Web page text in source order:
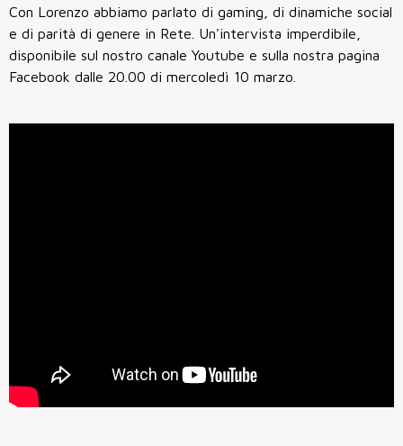
Con Lorenzo abbiamo parlato di gaming, di dinamiche social
e di parità di genere in Rete. Un'intervista imperdibile,
disponibile sul nostro canale Youtube e sulla nostra pagina
Facebook dalle 20.00 di mercoledì 10 marzo.